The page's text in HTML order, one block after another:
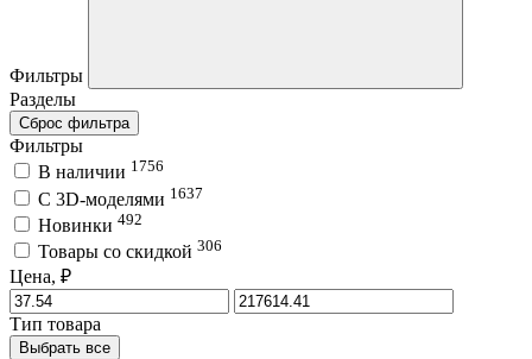
Фильтры
Разделы
Сброс фильтра
Фильтры
В наличии 1756
C 3D-моделями 1637
Новинки 492
Товары со скидкой 306
Цена, ₽
Тип товара
Выбрать все